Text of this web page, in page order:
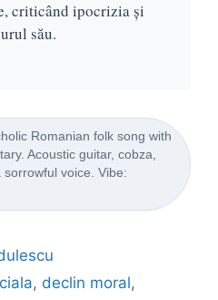
criticând ipocrizia și
său.
Romanian folk song with
Acoustic guitar, cobza,
voice. Vibe:
, declin moral,